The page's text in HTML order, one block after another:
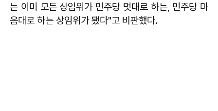
는 이미 모든 상임위가 민주당 멋대로 하는, 민주당 마
음대로 하는 상임위가 됐다"고 비판했다.